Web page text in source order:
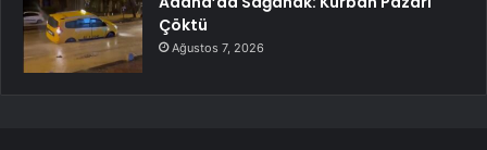
Çöktü
Ağustos 7, 2026